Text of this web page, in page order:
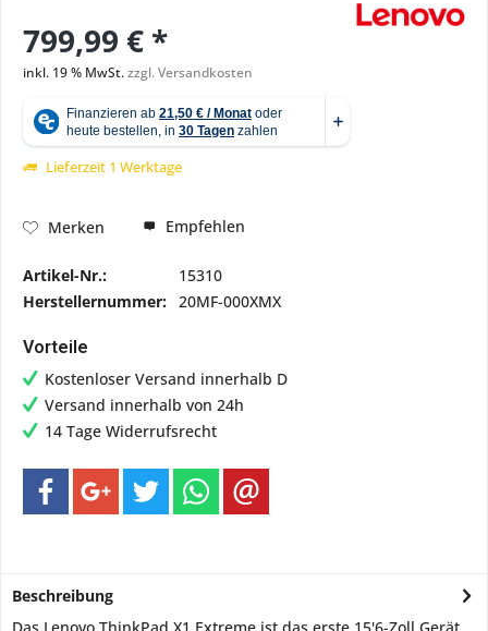
799,99 € *
inkl. 19 % MwSt.zzgl. Versandkosten
Lieferzeit 1 Werktage
Merken Empfehlen
Artikel-Nr.:
15310
Herstellernummer: 20MF-000XMX
Vorteile
Kostenloser Versand innerhalb D
Versand innerhalb von 24h
14 Tage Widerrufsrecht
Beschreibung